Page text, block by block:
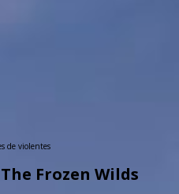
Frozen Wilds